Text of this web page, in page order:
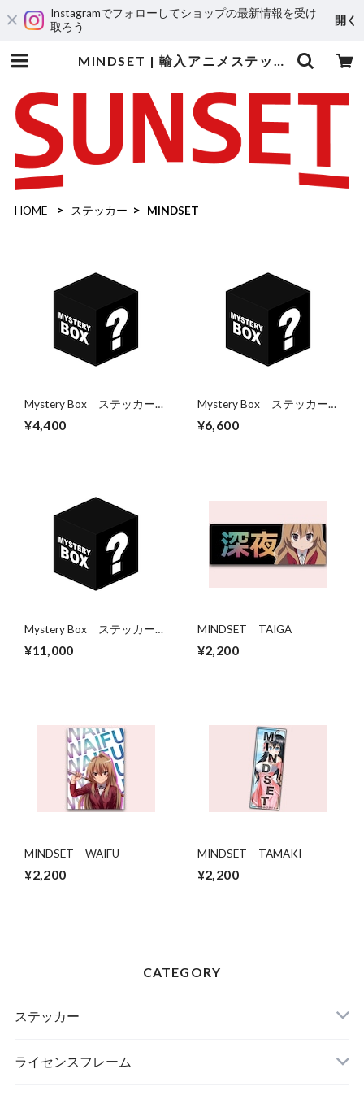
Instagramでフォローしてショップの最新情報を受け
取ろう
開く
MINDSET | 輸入アニメステッカー専門店 SUNSET Stickers Store
HOME ステッカー MINDSET
Mystery Box ステッカー3
¥4,400
Mystery Box ステッカー5
¥6,600
Mystery Box ステッカー
¥11,000
MINDSET TAIGA
¥2,200
MINDSET WAIFU
¥2,200
MINDSET TAMAKI
¥2,200
CATEGORY
ステッカー
ライセンスフレーム